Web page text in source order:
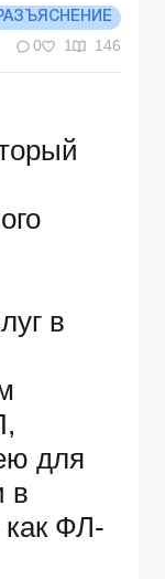
0 1 146
в
для
в
как ФЛ-